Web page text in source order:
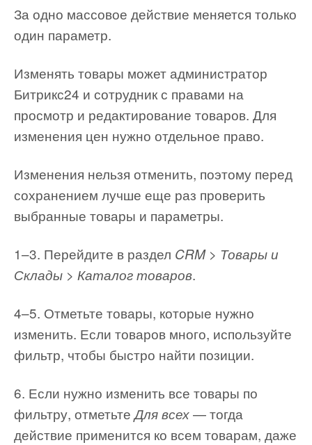
За одно массовое действие меняется только
один параметр.
Изменять товары может администратор
Битрикс24 и сотрудник с правами на
просмотр и редактирование товаров. Для
изменения цен нужно отдельное право.
Изменения нельзя отменить, поэтому перед
сохранением лучше еще раз проверить
выбранные товары и параметры.
1–3. Перейдите в раздел CRM > Товары и
Склады > Каталог товаров.
4–5. Отметьте товары, которые нужно
изменить. Если товаров много, используйте
фильтр, чтобы быстро найти позиции.
6. Если нужно изменить все товары по
фильтру, отметьтеДля всех— тогда
действие применится ко всем товарам, даже